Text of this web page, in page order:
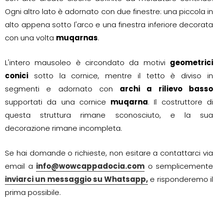
Ogni altro lato è adornato con due finestre: una piccola in
alto appena sotto l'arco e una finestra inferiore decorata
con una volta muqarnas.
L'intero mausoleo è circondato da motivi geometrici
conici sotto la cornice, mentre il tetto è diviso in
segmenti e adornato con archi a rilievo basso
supportati da una cornice muqarna. Il costruttore di
questa struttura rimane sconosciuto, e la sua
decorazione rimane incompleta.
Se hai domande o richieste, non esitare a contattarci via
email a info@wowcappadocia.com o semplicemente
inviarci un messaggio su Whatsapp, e risponderemo il
prima possibile.